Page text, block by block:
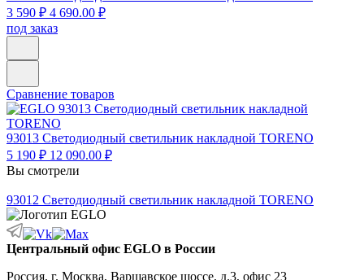
3 590 ₽ 4 690.00 ₽
под заказ
Сравнение товаров
93013 Светодиодный светильник накладной TORENO
5 190 ₽ 12 090.00 ₽
Вы смотрели
93012 Светодиодный светильник накладной TORENO
Центральный офис EGLO в России
Россия, г. Москва, Варшавское шоссе, д.3, офис 23